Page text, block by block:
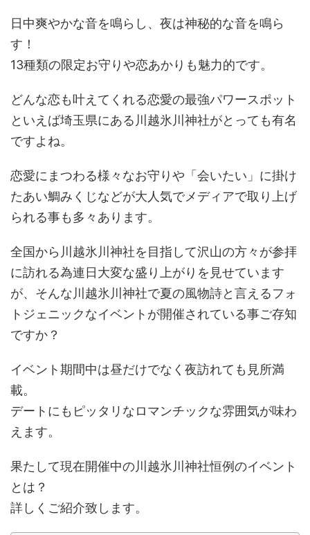
日中爽やかな音を鳴らし、夜は神秘的な音を鳴ら
す！
13種類の限定お守りや恋あかりも魅力的です。
どんな恋も叶えてくれる恋愛の最強パワースポット
といえば埼玉県にある川越氷川神社がとっても有名
ですよね。
恋愛にまつわる様々なお守りや「会いたい」に掛け
たあい鯛みくじなどが大人気でメディアで取り上げ
られる事も多々あります。
全国から川越氷川神社を目指して沢山の方々が参拝
に訪れる為連日大変な盛り上がりを見せています
が、そんな川越氷川神社で夏の風物詩と言えるフォ
トジェニックなイベントが開催されている事ご存知
ですか？
イベント期間中は昼だけでなく夜訪れても見所満
載。
デートにもピッタリなロマンチックな雰囲気が味わ
えます。
果たして現在開催中の川越氷川神社恒例のイベント
とは？
詳しくご紹介致します。